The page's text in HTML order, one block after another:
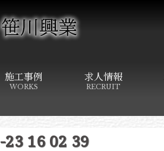
施工事例
WORKS
求人情報
RECRUIT
23 16 02 39